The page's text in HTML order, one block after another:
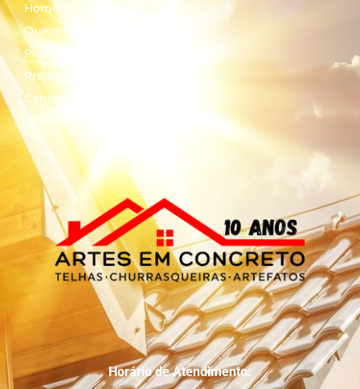
Home
Quem Somos
Produtos
Projetos
Contato
Horário de Atendimento: